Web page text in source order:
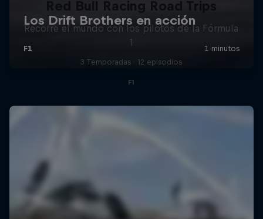
Red Bull Racing Road Trips
Recorre el mundo con los pilotos de la Fórmula
1
3 Temporadas · 12 episodios
F1